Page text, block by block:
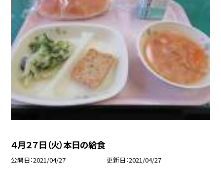
４月２７日（火）本日の給食
公開日 2021/04/27 更新日 2021/04/27